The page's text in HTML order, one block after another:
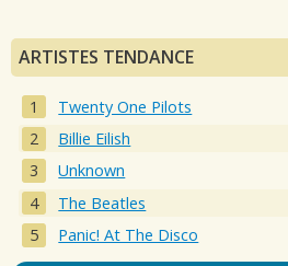
ARTISTES TENDANCE
Twenty One Pilots
Billie Eilish
Unknown
The Beatles
Panic! At The Disco